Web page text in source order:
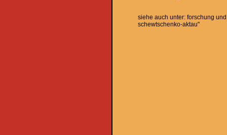
siehe auch unter: forschung
schewtschenko-aktau"